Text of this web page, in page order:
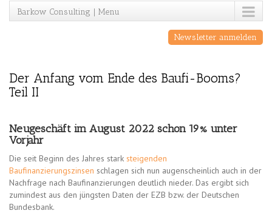
Barkow Consulting | Menu
Newsletter anmelden
Der Anfang vom Ende des Baufi-Booms?
Teil II
Neugeschäft im August 2022 schon 19% unter
Vorjahr
Die seit Beginn des Jahres stark steigenden
Baufinanzierungszinsen schlagen sich nun augenscheinlich auch in der
Nachfrage nach Baufinanzierungen deutlich nieder. Das ergibt sich
zumindest aus den jüngsten Daten der EZB bzw. der Deutschen
Bundesbank.